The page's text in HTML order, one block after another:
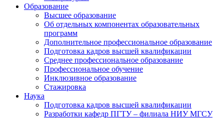
Образование
Высшее образование
Об отдельных компонентах образовательных
программ
Дополнительное профессиональное образование
Подготовка кадров высшей квалификации
Среднее профессиональное образование
Профессиональное обучение
Инклюзивное образование
Стажировка
Наука
Подготовка кадров высшей квалификации
Разработки кафедр ПГТУ – филиала НИУ МГСУ